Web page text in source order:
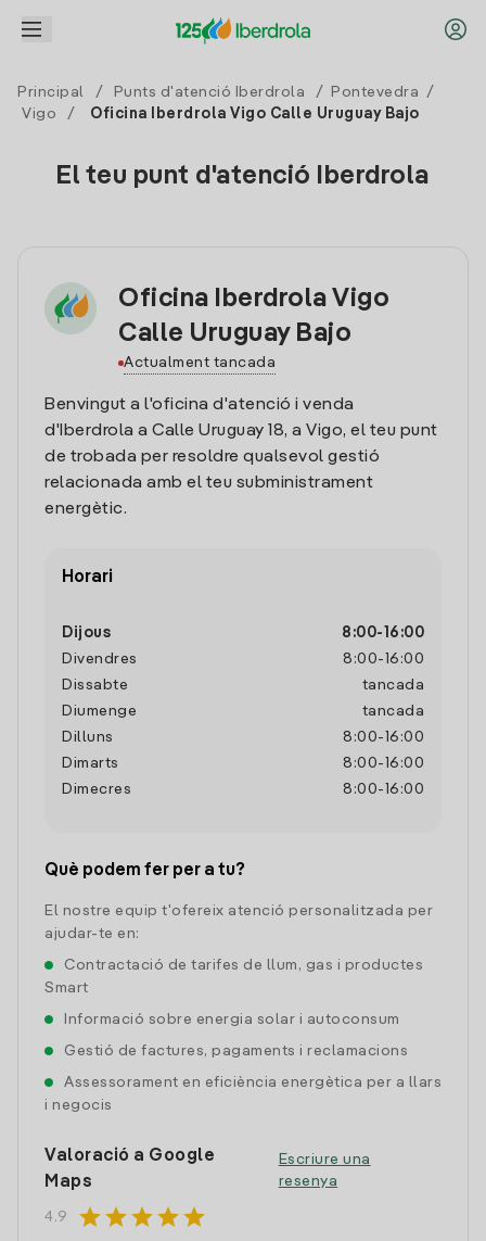
Principal / Punts d'atenció Iberdrola / Pontevedra
/
Vigo
/ Oficina Iberdrola Vigo Calle Uruguay Bajo
El teu punt d'atenció Iberdrola
Oficina Iberdrola Vigo
Calle Uruguay Bajo
Actualment tancada
Benvingut a l'oficina d'atenció i venda
d'Iberdrola a Calle Uruguay 18, a Vigo, el teu punt
de trobada per resoldre qualsevol gestió
relacionada amb el teu subministrament
energètic.
Horari
Dijous 8:00- 16:00
Divendres
8:00- 16:00
Dissabte
tancada
Diumenge
tancada
Dilluns
8:00- 16:00
Dimarts
8:00- 16:00
Dimecres
8:00- 16:00
Què podem fer per a tu?
El nostre equip t'ofereix atenció personalitzada per
ajudar-te en:
Contractació de tarifes de llum, gas i productes
Smart
Informació sobre energia solar i autoconsum
Gestió de factures, pagaments i reclamacions
Assessorament en eficiència energètica per a llars
i negocis
Valoració a Google
Maps
4.9 starstarstarstarstar
Escriure una
resenya